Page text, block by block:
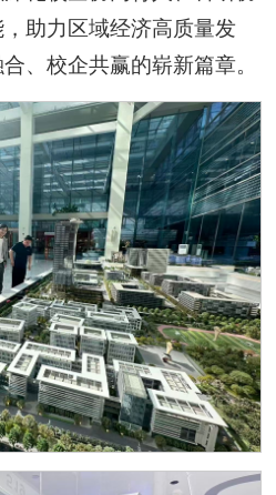
助力区域经济高质量发
、校企共赢的崭新篇章。